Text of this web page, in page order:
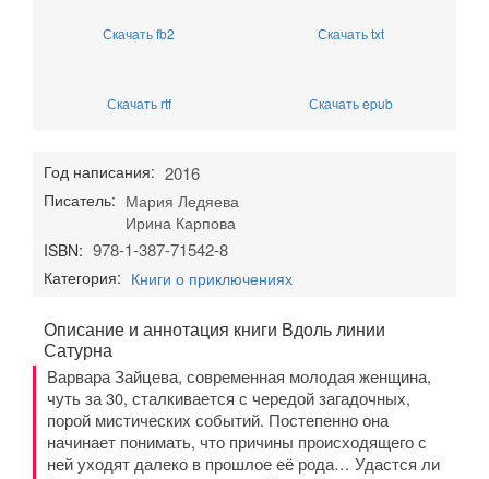
Скачать fb2 Скачать txt
Скачать rtf Скачать epub
Год написания: 2016
Писатель: Мария Ледяева
Ирина Карпова
ISBN: 978-1-387-71542-8
Категория: Книги о приключениях
Описание и аннотация книги Вдоль линии
Сатурна
Варвара Зайцева, современная молодая женщина,
чуть за 30, сталкивается с чередой загадочных,
порой мистических событий. Постепенно она
начинает понимать, что причины происходящего с
ней уходят далеко в прошлое её рода… Удастся ли